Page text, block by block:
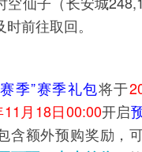
前往取回。
季”赛季礼包将于
月18日00:00开启
含额外预购奖励，